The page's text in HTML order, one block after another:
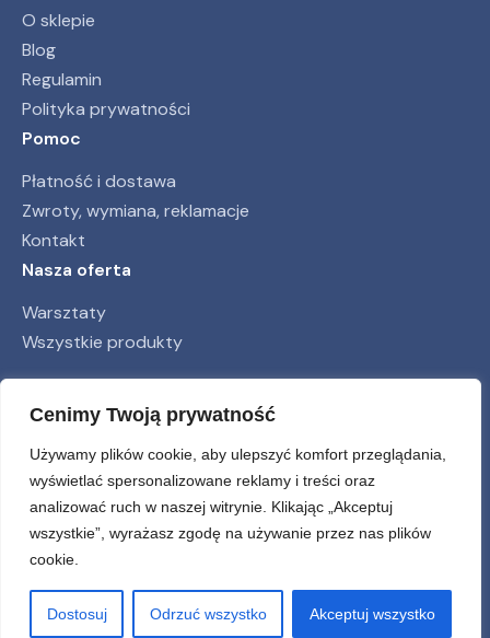
Cenimy Twoją prywatność
Używamy plików cookie, aby ulepszyć komfort przeglądania,
wyświetlać spersonalizowane reklamy i treści oraz
analizować ruch w naszej witrynie. Klikając „Akceptuj
wszystkie”, wyrażasz zgodę na używanie przez nas plików
cookie.
Dostosuj Odrzuć wszystko Akceptuj wszystko
O sklepie
Blog
Regulamin
Polityka prywatności
Pomoc
Płatność i dostawa
Zwroty, wymiana, reklamacje
Kontakt
Nasza oferta
Warsztaty
Wszystkie produkty
Tworzymy z
do Kaszëb